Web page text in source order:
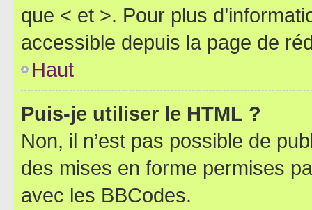
que < et >. Pour plus
accessible depuis la page de
Haut
Puis-je utiliser le HTML ?
Non, il n’est pas possible de
des mises en forme permises
avec les BBCodes.